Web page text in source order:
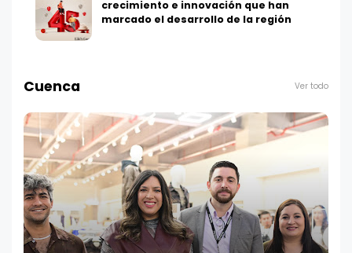
crecimiento e innovación que han
marcado el desarrollo de la región
Cuenca Ver todo